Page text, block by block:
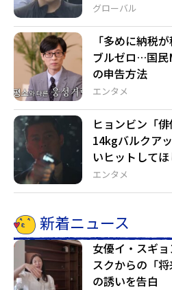
グローバル
エンタメ
「多めに納税
ブルゼロ…国民
の申告方法
エンタメ
ヒョンビン「
14kgバルクア
いヒットしてほ
新着ニュース
女優イ・スギ
スクからの「将
の誘いを告白